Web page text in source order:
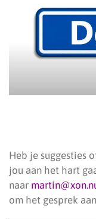
Heb je suggesties
jou aan het hart
naar
om het gesprek